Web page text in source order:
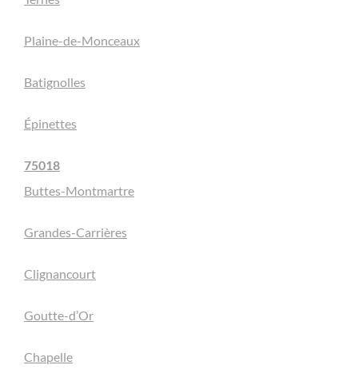
Plaine-de-Monceaux
Batignolles
Épinettes
75018
Buttes-Montmartre
Grandes-Carrières
Clignancourt
Goutte-d’Or
Chapelle